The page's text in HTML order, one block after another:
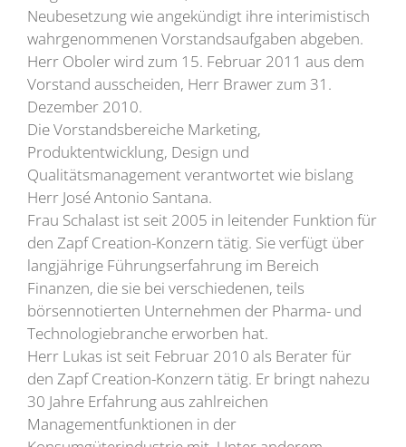
Neubesetzung wie angekündigt ihre interimistisch
wahrgenommenen Vorstandsaufgaben abgeben.
Herr Oboler wird zum 15. Februar 2011 aus dem
Vorstand ausscheiden, Herr Brawer zum 31.
Dezember 2010.
Die Vorstandsbereiche Marketing,
Produktentwicklung, Design und
Qualitätsmanagement verantwortet wie bislang
Herr José Antonio Santana.
Frau Schalast ist seit 2005 in leitender Funktion für
den Zapf Creation-Konzern tätig. Sie verfügt über
langjährige Führungserfahrung im Bereich
Finanzen, die sie bei verschiedenen, teils
börsennotierten Unternehmen der Pharma- und
Technologiebranche erworben hat.
Herr Lukas ist seit Februar 2010 als Berater für
den Zapf Creation-Konzern tätig. Er bringt nahezu
30 Jahre Erfahrung aus zahlreichen
Managementfunktionen in der